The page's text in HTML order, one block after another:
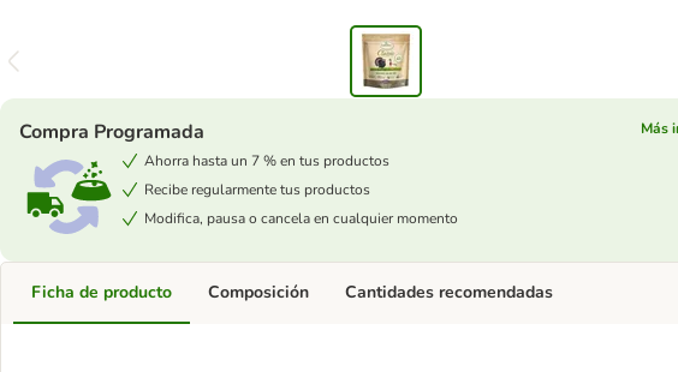
Compra Programada
Más
Ahorra hasta un 7 % en tus productos
Recibe regularmente tus productos
Modifica, pausa o cancela en cualquier momento
Ficha de producto Composición Cantidades recomendadas